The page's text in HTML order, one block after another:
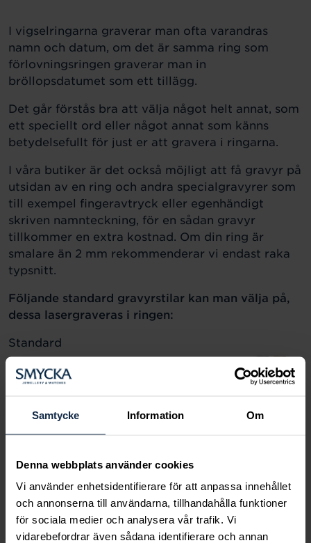
Samtycke Information Om
Denna webbplats använder cookies
Vi använder enhetsidentifierare för att anpassa innehållet
och annonserna till användarna, tillhandahålla funktioner
för sociala medier och analysera vår trafik. Vi
vidarebefordrar även sådana identifierare och annan
I vigselringarna graverar man ofta varandras
namn och datum, om det är samma ring som
förlovningsringen graverar man in
bröllopsdatumet som ett tillägg.
Det går förstås bra att välja något helt annat, som
ett speciellt ord eller något annat som känns
betydelsefullt för just er att gravera i ringarna.
I våra butiker är det också möjligt att få gravyr på
utsidan av en ring och andra specialgravyrer som
till exempel fingeravtryck eller egenhändigt
skriven namnteckning, för en sådan gravyr
tillkommer en extra kostnad. Om din ring är
smalare än 2 mm rekommenderar vi endast raka
typsnitt.
Följande standard gravyrstilar kan man välja på,
dessa lasergraveras i ringen:
Standard
Kursiv:
Rak: